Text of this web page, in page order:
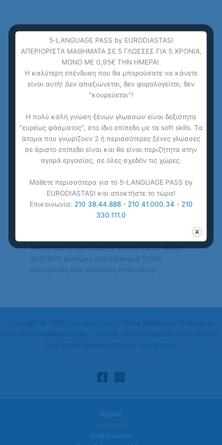
Proficiency για ενήλικες – online, δια ζώσης ή
blended (πανευρωπαϊκή κάλυψη): Προετοιμασία
ECPE / ALCE C2 σε 9 μόλις μήνες, ακόμη και
Νέα τμήματα Σεπτεμβρίου για εξετάσεις Μαΐου
2027.60% έκπτωση στα δίδακτρα! 11.000
επιτυχόντες στις εξετάσεις Proficiency!…
Copyright © 2026
| Online Μαθήματα Proficiency
από την Ευρωδιάσταση Νο 1 Κέντρα Ξένων Γλωσσών για Ενήλικες.
Ένα ακόμη website από την
Αρχική
Προσφορές
Επικοινωνία
5-LANGUAGE PASS by EURODIASTASI
ΑΠΕΡΙΟΡΙΣΤΑ ΜΑΘΗΜΑΤΑ ΣΕ 5 ΓΛΩΣΣΕΣ ΓΙΑ 5 ΧΡΟΝΙΑ,
ΜΟΝΟ ΜΕ 0,95€ ΤΗΝ ΗΜΕΡΑ!
Η καλύτερη επένδυση που θα μπορούσατε να κάνετε
είναι αυτή! Δεν απαξιώνεται, δεν φορολογείται, δεν
"κουρεύεται"!
Η πολύ καλή γνώση ξένων γλωσσών είναι δεξιότητα
"ευρέως φάσματος", στο ίδιο επίπεδο με τα soft skills. Τα
άτομα που γνωρίζουν 2 ή περισσότερες ξένες γλώσσες
σε άριστο επίπεδο είναι και θα είναι περιζήτητα στην
αγορά εργασίας, σε όλες σχεδόν τις χώρες.
Μάθετε περισσότερα για το 5-LANGUAGE PASS by
EURODIASTASI και αποκτήστε το τώρα!
Επικοινωνία: 210 38.44.888- 210 41.000.34 - 210
330.111.0